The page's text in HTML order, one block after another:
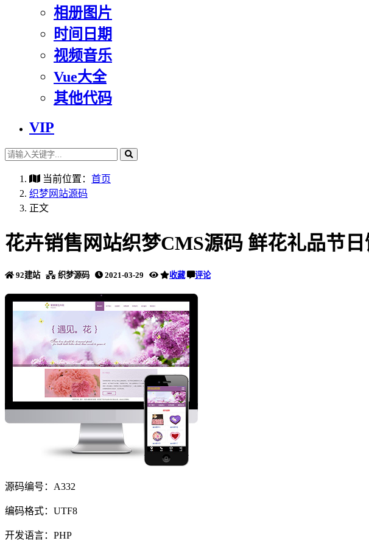
相册图片
时间日期
视频音乐
Vue大全
其他代码
VIP
当前位置： 首页
织梦网站源码
正文
花卉销售网站织梦CMS源码 鲜花礼品节
92建站 织梦源码 2021-03-29 收藏 评论
源码编号：A332
编码格式：UTF8
开发语言：PHP